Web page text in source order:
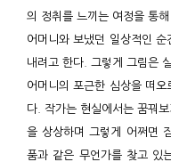
의 정취를 느끼는 여정을 통
어머니와 보냈던 일상적인
내려고 한다. 그렇게 그림은
어머니의 포근한 심상을 떠
다. 작가는 현실에서는 꿈꿔
을 상상하며 그렇게 어쩌면
품과 같은 무언가를 찾고 있